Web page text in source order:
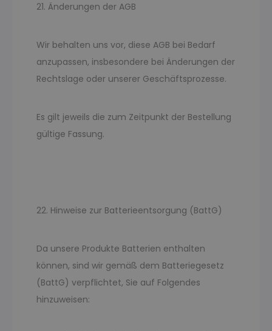
21. Änderungen der AGB
Wir behalten uns vor, diese AGB bei Bedarf
anzupassen, insbesondere bei Änderungen der
Rechtslage oder unserer Geschäftsprozesse.
Es gilt jeweils die zum Zeitpunkt der Bestellung
gültige Fassung.
22. Hinweise zur Batterieentsorgung (BattG)
Da unsere Produkte Batterien enthalten
können, sind wir gemäß dem Batteriegesetz
(BattG) verpflichtet, Sie auf Folgendes
hinzuweisen: